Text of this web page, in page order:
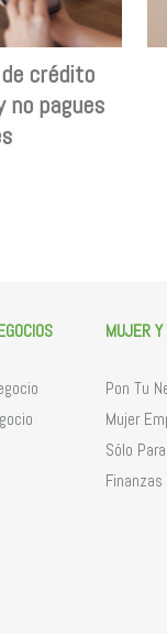
crédito
pagues
MUJER Y
Pon Tu
Mujer
Sólo